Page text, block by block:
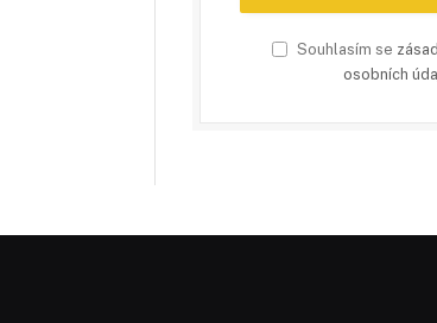
Souhlasím se
osobních